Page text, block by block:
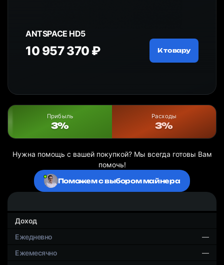
ANTSPACE HD5
10 957 370 ₽ К товару
Прибыль
3%
Расходы
3%
Нужна помощь с вашей покупкой? Мы всегда готовы Вам
помочь!
Поможем с выбором майнера
Доход
—
—